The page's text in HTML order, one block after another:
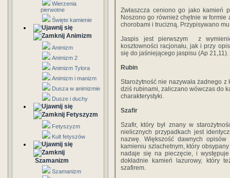
Wierzenia
pierwotne
Święte kamienie
Animizm
Animizm
Animizm 2
Animizm Tylora
Animizm i manizm
Dusza w animizmie
Dusze i duchy
Fetyszyzm
Fetyszyzm
Kult fetyszów
Szamanizm
Szamanizm
Zwłaszcza ceniono go jako kamień
Noszono go również chętnie w formie
chorobami i trucizną. Przypisywano
Jaspis jest pierwszym z
kosztowności racjonału, jak i przy
się do jaśniejącego jaspisu (Ap 21,11).
Rubin
Starożytność nie nazywała żadnego
dziś rubinami, zaliczano wówczas do
charakterystyki.
Szafir
Szafir, który był znany w
nielicznych przypadkach jest
nazwę. Większość dawnych opisów
kamieniu szlachetnym, który
nadaje się na pieczęcie, i
dokładnie kamień lazurowy, który
szafirem.